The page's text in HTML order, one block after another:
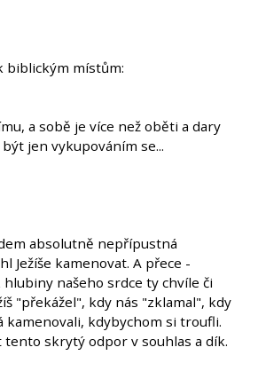
biblickým místům:
a sobě je více než oběti a dary
jen vykupováním se...
absolutně nepřípustná
Ježíše kamenovat. A přece -
našeho srdce ty chvíle či
"překážel", kdy nás "zklamal", kdy
kamenovali, kdybychom si troufli.
tento skrytý odpor v souhlas a dík.